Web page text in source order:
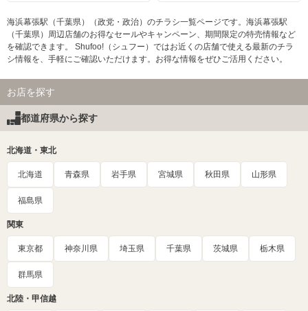
海浜幕張駅（千葉県）（政党・政治）のチラシ一覧ページです。海浜幕張駅
（千葉県）周辺店舗のお得なセールやキャンペーン、期間限定の特売情報など
を確認できます。 Shufoo!（シュフー）ではお近くの店舗で使える最新のチラ
シ情報を、手軽にご確認いただけます。お得な情報をぜひご活用ください。
お店を探す
都道府県から探す
北海道・東北
北海道 青森県 岩手県 宮城県 秋田県 山形県
福島県
関東
東京都 神奈川県 埼玉県 千葉県 茨城県 栃木県
群馬県
北陸・甲信越